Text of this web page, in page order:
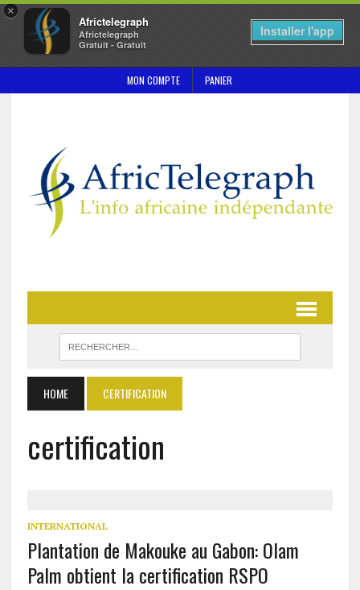
×
Africtelegraph
Africtelegraph
Gratuit - Gratuit
Installer l'app
MON COMPTE PANIER
HOME CERTIFICATION
certification
INTERNATIONAL
Plantation de Makouke au Gabon: Olam
Palm obtient la certification RSPO